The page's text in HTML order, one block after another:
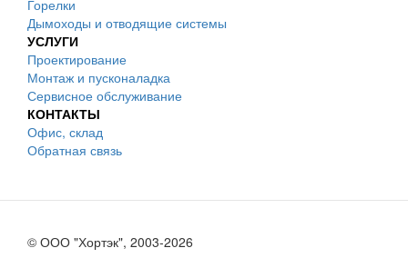
Горелки
Дымоходы и отводящие системы
УСЛУГИ
Проектирование
Монтаж и пусконаладка
Сервисное обслуживание
КОНТАКТЫ
Офис, склад
Обратная связь
© ООО "Хортэк", 2003-2026